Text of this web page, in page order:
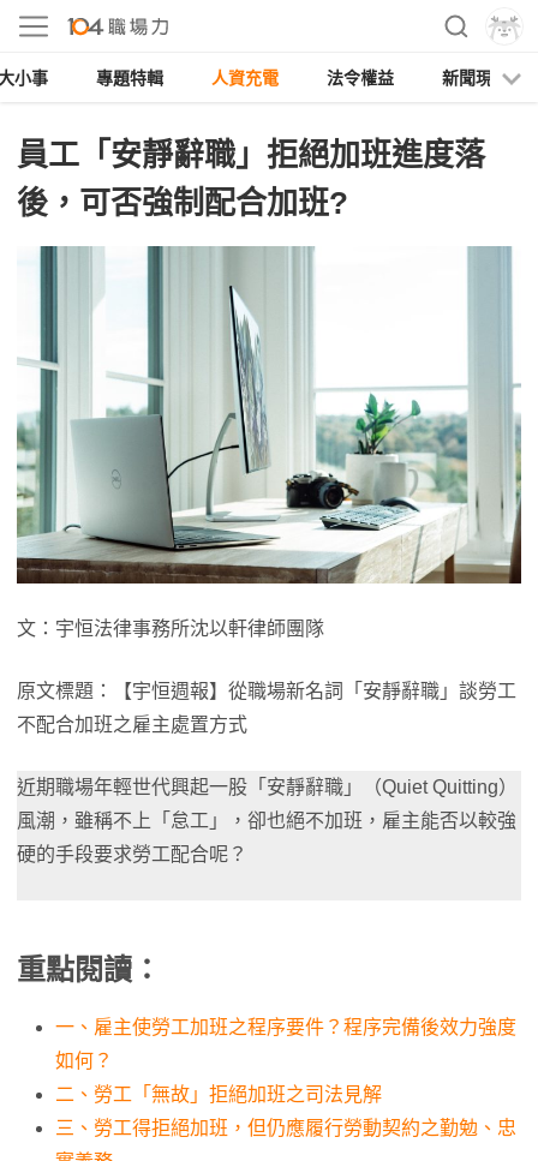
小事 專題特輯 人資充電 法令權益 新聞現場
員工「安靜辭職」拒絕加班進度落
後，可否強制配合加班?
文：宇恒法律事務所沈以軒律師團隊
原文標題：【宇恒週報】從職場新名詞「安靜辭職」談勞工
不配合加班之雇主處置方式
近期職場年輕世代興起一股「安靜辭職」（Quiet Quitting）
風潮，雖稱不上「怠工」，卻也絕不加班，雇主能否以較強
硬的手段要求勞工配合呢？
重點閱讀：
一、雇主使勞工加班之程序要件？程序完備後效力強度
如何？
二、勞工「無故」拒絕加班之司法見解
三、勞工得拒絕加班，但仍應履行勞動契約之勤勉、忠